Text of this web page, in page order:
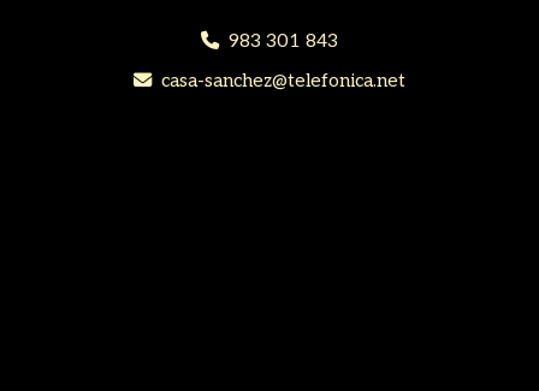
983 301 843
casa-sanchez
telefonica.net